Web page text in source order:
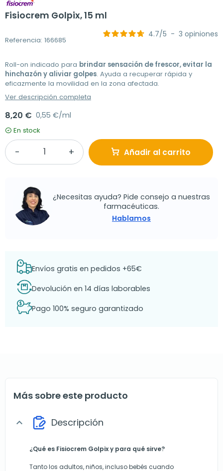
Fisiocrem Golpix, 15 ml
Referencia: 166685
4.7/5 - 3 opiniones
Roll-on indicado para brindar sensación de frescor, evitar la
hinchazón y aliviar golpes. Ayuda a recuperar rápida y
eficazmente la movilidad en la zona afectada.
Ver descripción completa
8,20 € 0,55 €/ml
En stock
Añadir al carrito
¿Necesitas ayuda? Pide consejo a nuestras
farmacéuticas.
Hablamos
Envíos gratis en pedidos +65€
Devolución en 14 días laborables
Pago 100% seguro garantizado
Más sobre este producto
expand_more Descripción
¿Qué es Fisiocrem Golpix y para qué sirve?
Tanto los adultos, niños, incluso bebés cuando